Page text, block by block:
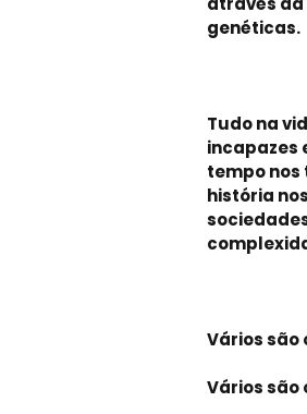
genéticas.
Tudo na
incapazes
tempo nos
história
Vários são
Vários são